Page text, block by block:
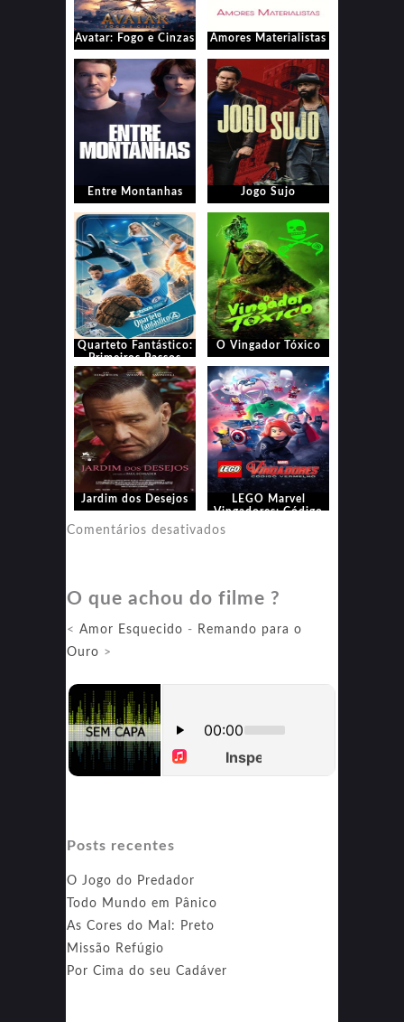
Avatar: Fogo e Cinzas Amores Materialistas
Entre Montanhas Jogo Sujo
Quarteto Fantástico:
Primeiros Passos
O Vingador Tóxico
Jardim dos Desejos
LEGO Marvel
Vingadores: Código
Comentários desativados
Vingadores:
O que achou do filme ?
< Amor Esquecido - Remando para o
Ouro >
Posts recentes
O Jogo do Predador
Todo Mundo em Pânico
As Cores do Mal: Preto
Missão Refúgio
Por Cima do seu Cadáver